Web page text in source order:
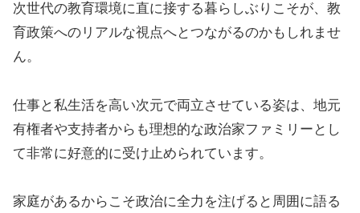
次世代の教育環境に直に接する暮らしぶりこそが、教
育政策へのリアルな視点へとつながるのかもしれませ
ん。
仕事と私生活を高い次元で両立させている姿は、地元
有権者や支持者からも理想的な政治家ファミリーとし
て非常に好意的に受け止められています。
家庭があるからこそ政治に全力を注げると周囲に語る